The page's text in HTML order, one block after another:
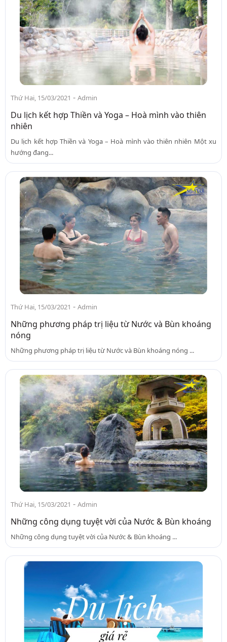
Thứ Hai, 15/03/2021 - Admin
Du lịch kết hợp Thiền và Yoga – Hoà mình vào thiên
nhiên
Du lịch kết hợp Thiền và Yoga – Hoà mình vào thiên nhiên Một xu
hướng đang...
Thứ Hai, 15/03/2021 - Admin
Những phương pháp trị liệu từ Nước và Bùn khoáng
nóng
Những phương pháp trị liệu từ Nước và Bùn khoáng nóng ...
Thứ Hai, 15/03/2021 - Admin
Những công dụng tuyệt vời của Nước & Bùn khoáng
Những công dụng tuyệt vời của Nước & Bùn khoáng ...